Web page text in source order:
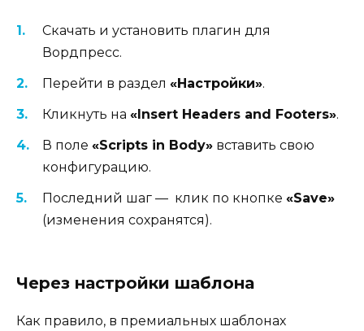
Скачать и установить плагин для
Вордпресс.
Перейти в раздел «Настройки».
Кликнуть на «Insert Headers and Footers».
В поле «Scripts in Body» вставить свою
конфигурацию.
Последний шаг — клик по кнопке «Save»
(изменения сохранятся).
Через настройки шаблона
Как правило, в премиальных шаблонах